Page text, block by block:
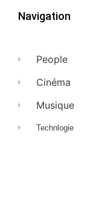
Navigation
People
Cinéma
Musique
Technlogie